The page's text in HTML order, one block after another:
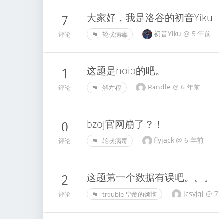
7
评论
大家好，我是洛谷的初音Yiku
轮状病毒 初音Yiku @ 5 年前
1
评论
这题是noip的吧。
解方程 Randle @ 6 年前
0
评论
bzoj官网崩了？！
轮状病毒 flyjack @ 6 年前
2
评论
这题第一个数据有误吧。。。
trouble 皇帝的烦恼 jcsyjqj @